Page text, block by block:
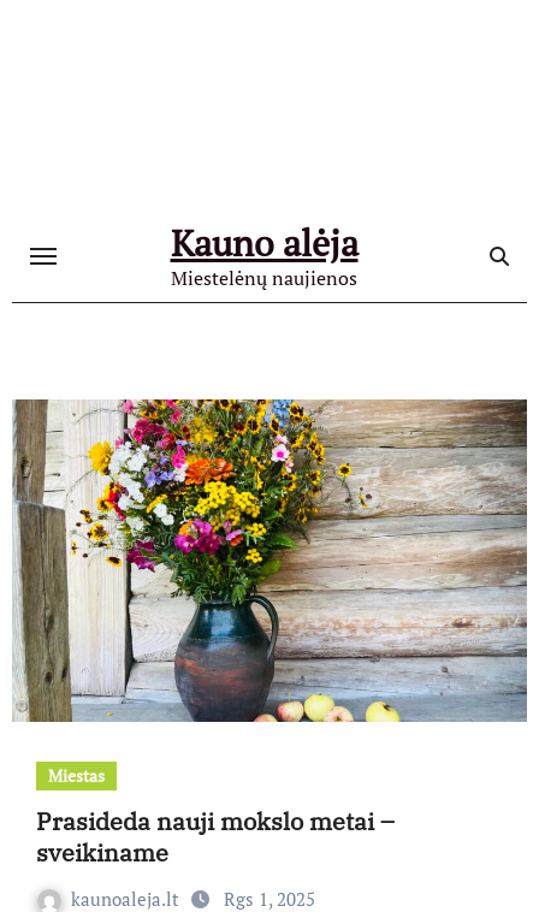
Kauno alėja
Miestelėnų naujienos
Miestas
Prasideda nauji mokslo metai –
sveikiname
kaunoaleja.lt Rgs 1, 2025